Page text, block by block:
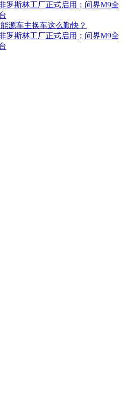
罗斯林工厂正式启用；问界M9全
源车主换车这么勤快？
罗斯林工厂正式启用；问界M9全